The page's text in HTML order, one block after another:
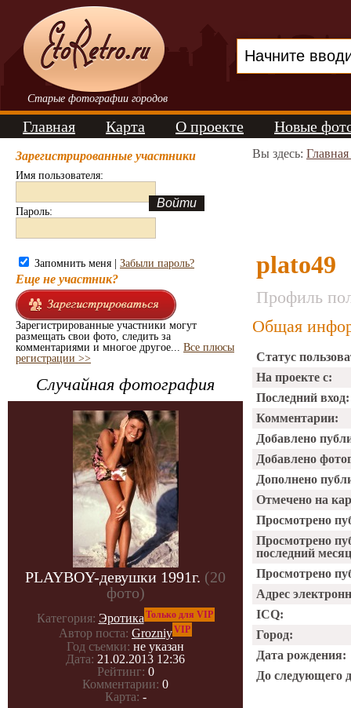
Старые фотографии городов
Главная Карта О проекте Новые
Зарегистрированные участники
Имя пользователя:
Пароль:
Запомнить меня | Забыли пароль?
Еще не участник?
Зарегистрированные участники могут
размещать свои фото, следить за
комментариями и многое другое... Все плюсы
регистрации >>
Случайная фотография
PLAYBOY-девушки 1991г. (20
фото)
Категория: Эротика Только для VIP
Автор поста: GrozniyVIP
Год съемки: не указан
Дата: 21.02.2013 12:36
Рейтинг: 0
Комментарии: 0
Карта: -
Вы здесь:
plato49
Профиль
Общая
Статус
На проекте с:
Последний вход:
Комментарии:
Добавлено
Добавлено
Дополнено
Отмечено на
Просмотрено
Просмотрено
последний
Просмотрено
Адрес
ICQ:
Город:
Дата рождения:
До следующего